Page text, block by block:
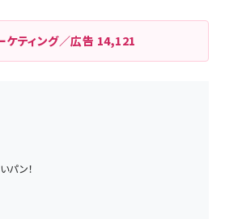
ケティング／広告 14,121
パン！